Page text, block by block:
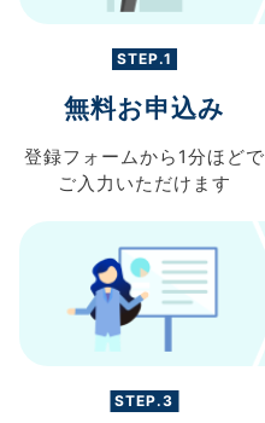
STEP.1
無料お申込み
登録フォームから 1分ほどで
ご入力 いただけます
STEP.3